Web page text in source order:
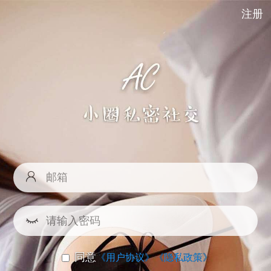
注册
同意《用户协议》《隐私政策》